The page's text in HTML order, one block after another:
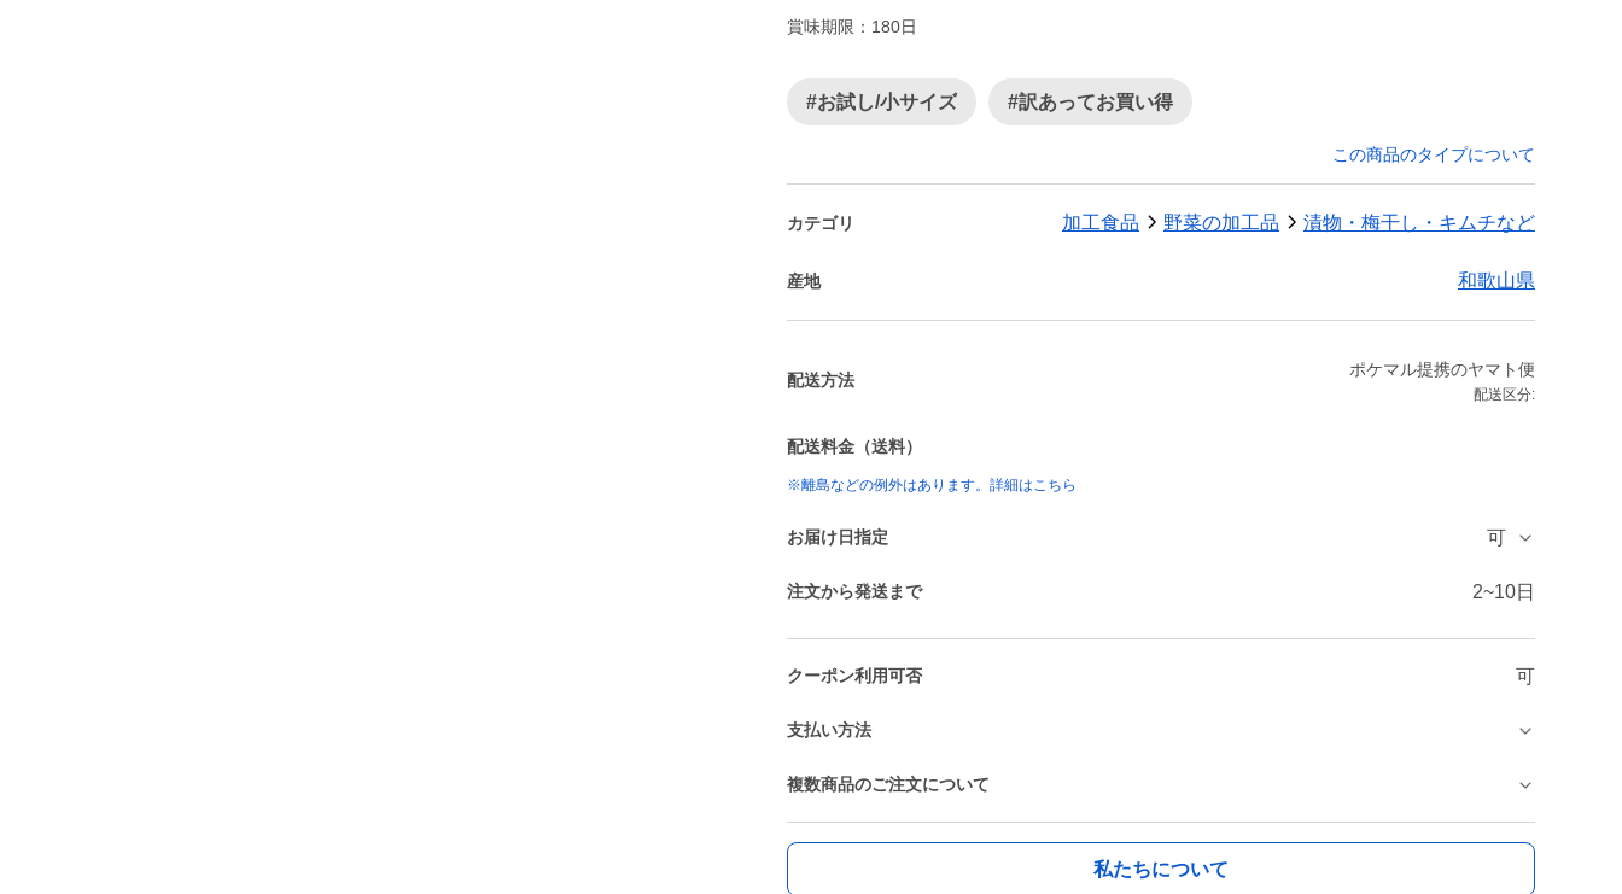
賞味期限：180日
#お試し/小サイズ #訳あってお買い得
この商品のタイプについて
カテゴリ 加工食品 野菜の加工品 漬物・梅干し・キムチなど
産地 和歌山県
配送方法
ポケマル提携のヤマト便
配送区分:
配送料金（送料）
※離島などの例外はあります。詳細はこちら
お届け日指定 可
注文から発送まで 2~10日
クーポン利用可否 可
支払い方法
複数商品のご注文について
私たちについて